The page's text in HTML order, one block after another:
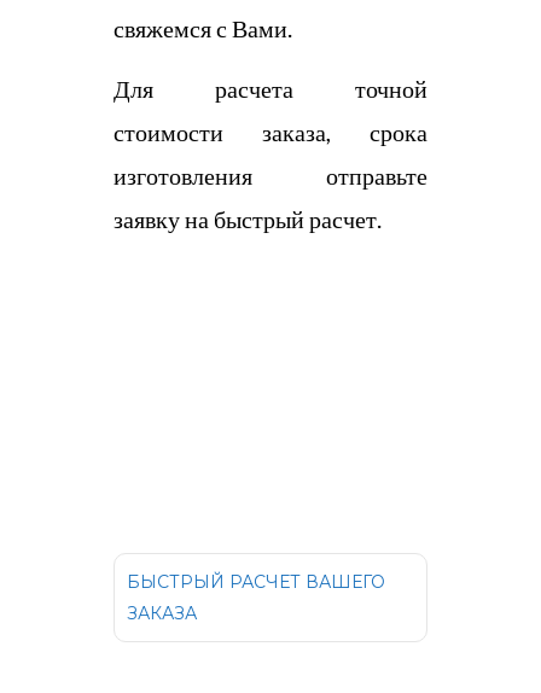
свяжемся с Вами.
Для расчета точной
стоимости заказа, срока
изготовления отправьте
заявку на быстрый расчет.
БЫСТРЫЙ РАСЧЕТ ВАШЕГО
ЗАКАЗА